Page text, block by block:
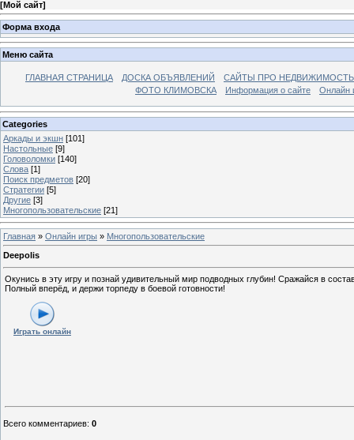
[Мой сайт]
Форма входа
Меню сайта
ГЛАВНАЯ СТРАНИЦА ДОСКА ОБЪЯВЛЕНИЙ
САЙТЫ ПРО
ФОТО КЛИМОВСКА
Информация о сайте Онлайн
Categories
Аркады и экшн [101]
Настольные [9]
Головоломки [140]
Слова [1]
Поиск предметов [20]
Стратегии [5]
Другие [3]
Многопользовательские [21]
Главная » Онлайн игры » Многопользовательские
Deepolis
Окунись в эту игру и познай удивительный мир подводных глубин! Сражайся в
Полный вперёд, и держи торпеду в боевой готовности!
Играть онлайн
Всего комментариев: 0